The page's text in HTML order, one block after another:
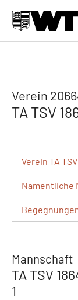
Verein
TA TSV
Verein TA
Namentliche
Mannschaft
TA TSV
1